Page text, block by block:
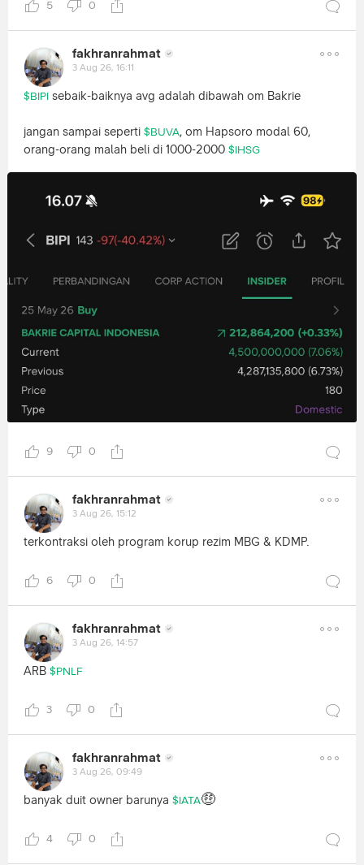
5 0
fakhranrahmat
3 Aug 26, 16:11
$BIPI sebaik-baiknya avg adalah dibawah om Bakrie
jangan sampai seperti $BUVA, om Hapsoro modal 60,
orang-orang malah beli di 1000-2000 $IHSG
9 0
fakhranrahmat
3 Aug 26, 15:12
terkontraksi oleh program korup rezim MBG & KDMP.
6 0
fakhranrahmat
3 Aug 26, 14:57
ARB $PNLF
3 0
fakhranrahmat
3 Aug 26, 09:49
banyak duit owner barunya $IATA🤑
4 0